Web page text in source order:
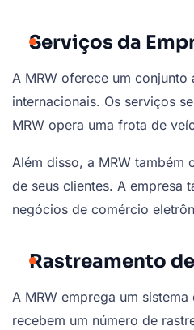
Serviços da
A MRW oferece um
internacionais. Os serviços
MRW opera uma frota de
Além disso, a MRW também
de seus clientes. A empresa
negócios de comércio
Rastreamento
A MRW emprega um
recebem um número de